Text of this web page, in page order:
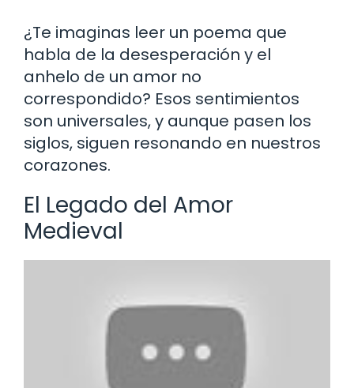
¿Te imaginas leer un poema que
habla de la desesperación y el
anhelo de un amor no
correspondido? Esos sentimientos
son universales, y aunque pasen los
siglos, siguen resonando en nuestros
corazones.
El Legado del Amor
Medieval